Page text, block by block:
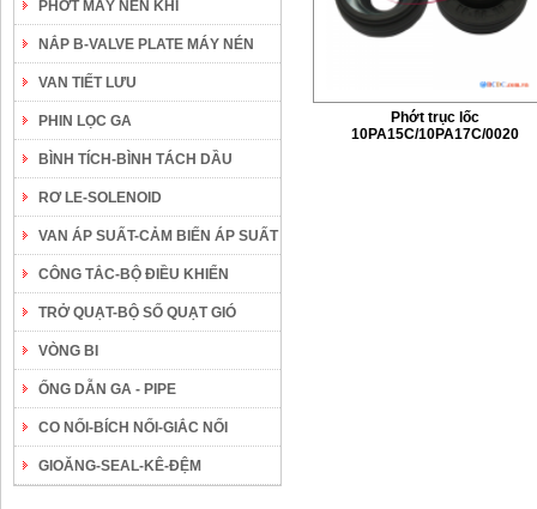
PHỚT MÁY NÉN KHÍ
NẮP B-VALVE PLATE MÁY NÉN
VAN TIẾT LƯU
PHIN LỌC GA
BÌNH TÍCH-BÌNH TÁCH DẦU
RƠ LE-SOLENOID
VAN ÁP SUẤT-CẢM BIẾN ÁP SUẤT
CÔNG TẮC-BỘ ĐIỀU KHIỂN
TRỞ QUẠT-BỘ SỐ QUẠT GIÓ
VÒNG BI
ỐNG DẪN GA - PIPE
CO NỐI-BÍCH NỐI-GIẮC NỐI
GIOĂNG-SEAL-KÊ-ĐỆM
Phớt trục lốc
10PA15C/10PA17C/0020